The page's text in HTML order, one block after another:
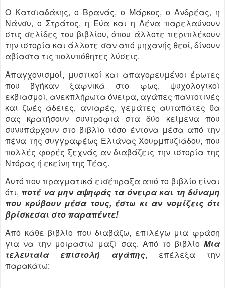
Ο Κατσιαδάκης, ο Βρανάς, ο Μάρκος, ο Ανδρέας, η
Νάνσυ, ο Στράτος, η Εύα και η Λένα παρελαύνουν
στις σελίδες του βιβλίου, όπου άλλοτε περιπλέκουν
την ιστορία και άλλοτε σαν από μηχανής θεοί, δίνουν
αβίαστα τις πολυπόθητες λύσεις.
Απαγχονισμοί, μυστικοί και απαγορευμένοι έρωτες
που βγήκαν ξαφνικά στο φως, ψυχολογικοί
εκβιασμοί, ανεκπλήρωτα όνειρα, αγάπες παντοτινές
και ζωές άδειες, ανιαρές, γεμάτες αυταπάτες θα
σας κρατήσουν συντροφιά στα δύο κείμενα που
συνυπάρχουν στο βιβλίο τόσο έντονα μέσα από την
πένα της συγγραφέως Ελιάνας Χουρμπυζιάδου, που
πολλές φορές ξεχνάς αν διαβάζεις την ιστορία της
Ντόρας ή εκείνη της Τέας.
Αυτό που πραγματικά εισέπραξα από το βιβλίο είναι
ότι, ποτέ να μην αψηφάς τα όνειρα και τη δύναμη
που κρύβουν μέσα τους, έστω κι αν νομίζεις ότι
βρίσκεσαι στο παραπέντε!
Από κάθε βιβλίο που διαβάζω, επιλέγω μια φράση
για να την μοιραστώ μαζί σας. Από το βιβλίο Μια
τελευταία επιστολή αγάπης, επέλεξα την
παρακάτω: